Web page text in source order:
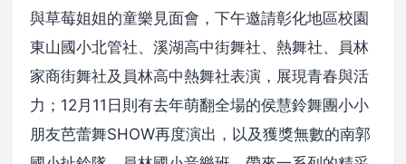
與草莓姐姐的童樂見面會，下午邀請彰化地區校園
東山國小北管社、溪湖高中街舞社、熱舞社、員林
家商街舞社及員林高中熱舞社表演，展現青春與活
力；12月11日則有去年萌翻全場的侯慧鈴舞團小小
朋友芭蕾舞SHOW再度演出，以及獲獎無數的南郭